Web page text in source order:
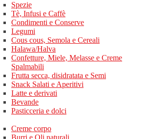
Spezie
Tè, Infusi e Caffè
Condimenti e Conserve
Legumi
Cous cous, Semola e Cereali
Halawa/Halva
Confetture, Miele, Melasse e Creme
Spalmabili
Frutta secca, disidratata e Semi
Snack Salati e Aperitivi
Latte e derivati
Bevande
Pasticceria e dolci
Creme corpo
Burri e Oli naturali